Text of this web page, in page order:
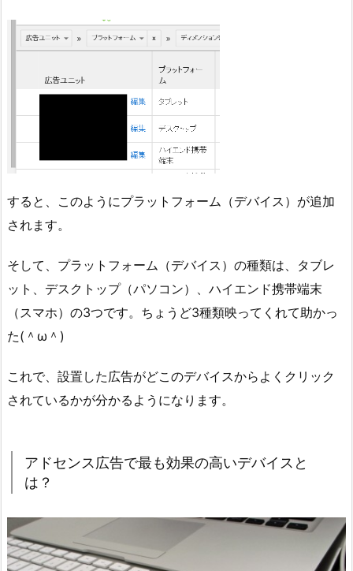
すると、このようにプラットフォーム（デバイス）が追加
されます。
そして、プラットフォーム（デバイス）の種類は、タブレ
ット、デスクトップ（パソコン）、ハイエンド携帯端末
（スマホ）の3つです。ちょうど3種類映ってくれて助かっ
た(＾ω＾)
これで、設置した広告がどこのデバイスからよくクリック
されているかが分かるようになります。
アドセンス広告で最も効果の高いデバイスと
は？